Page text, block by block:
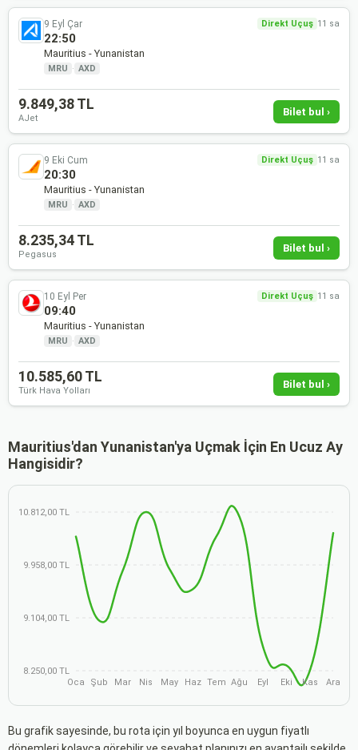
9 Eyl Çar Direkt Uçuş 11 sa
22:50
Mauritius - Yunanistan
MRU · AXD
9.849,38 TL
AJet
Bilet bul ›
9 Eki Cum Direkt Uçuş 11 sa
20:30
Mauritius - Yunanistan
MRU · AXD
8.235,34 TL
Pegasus
Bilet bul ›
10 Eyl Per Direkt Uçuş 11 sa
09:40
Mauritius - Yunanistan
MRU · AXD
10.585,60 TL
Türk Hava Yolları
Bilet bul ›
Mauritius'dan Yunanistan'ya Uçmak İçin En Ucuz Ay
Hangisidir?
10.812,00 TL
9.958,00 TL
9.104,00 TL
8.250,00 TL
Oca
Şub Mar Nis May Haz Tem Ağu Eyl Eki Kas Ara
Bu grafik sayesinde, bu rota için yıl boyunca en uygun fiyatlı